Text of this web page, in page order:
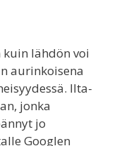
kuin lähdön voi
aurinkoisena
Ilta-
jonka
jo
Googlen